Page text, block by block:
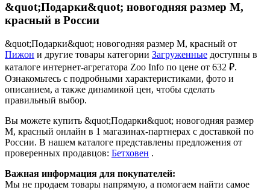
&quot;Подарки&quot; новогодняя размер M,
красный в России
&quot;Подарки&quot; новогодняя размер M, красный от
Пижон и другие товары категории Загруженные доступны в
каталоге интернет-агрегатора Zoo Info по цене от 632 ₽.
Ознакомьтесь с подробными характеристиками, фото и
описанием, а также динамикой цен, чтобы сделать
правильный выбор.
Вы можете купить &quot;Подарки&quot; новогодняя размер
M, красный онлайн в 1 магазинах-партнерах с доставкой по
России. В нашем каталоге представлены предложения от
проверенных продавцов: Бетховен .
Важная информация для покупателей:
Мы не продаем товары напрямую, а помогаем найти самое